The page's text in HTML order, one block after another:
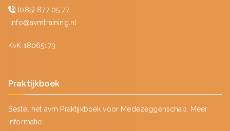
(085) 877 05 77
info@avmtraining.nl
KvK 18065173
Praktijkboek
Bestel het avm Praktijkboek voor Medezeggenschap.
Meer
informatie…